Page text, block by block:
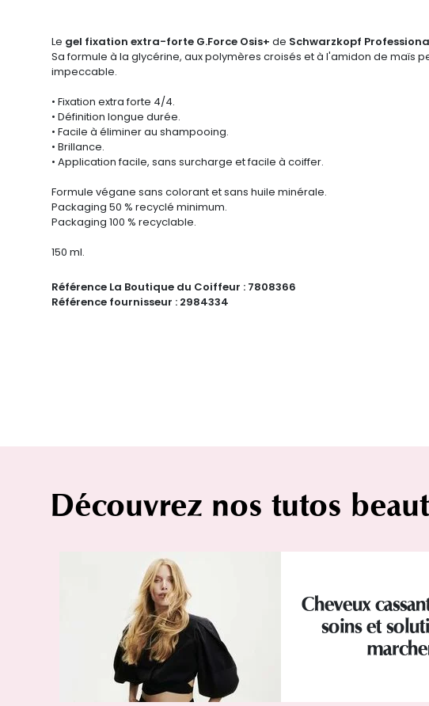
Le gel fixation extra-forte G.Force Osis+ de Schwarzkopf
Sa formule à la glycérine, aux polymères croisés et à l'amidon de maïs
impeccable.
• Fixation extra forte 4/4.
• Définition longue durée.
• Facile à éliminer au shampooing.
• Brillance.
• Application facile, sans surcharge et facile à coiffer.
Formule végane sans colorant et sans huile minérale.
Packaging 50 % recyclé minimum.
Packaging 100 % recyclable.
150 ml.
Référence La Boutique du Coiffeur : 7808366
Référence fournisseur : 2984334
Découvrez nos tutos
Cheveux
soins et